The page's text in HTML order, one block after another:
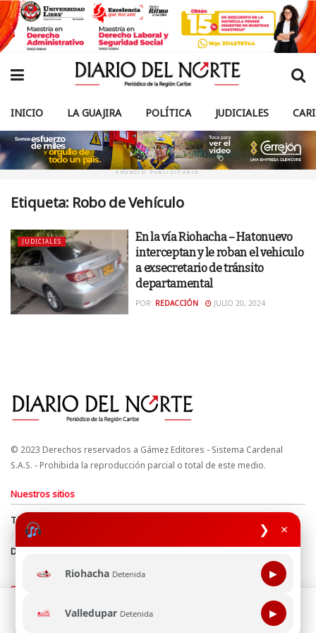
❯ ×
Riohacha Detenida ▶
Valledupar Detenida ▶
INICIO LA GUAJIRA POLÍTICA JUDICIALES
ANUNCIO PUBLICITARIO
Etiqueta: Robo de Vehículo
JUDICIALES
En la vía Riohacha – Hatonuevo
interceptan y le roban el vehiculo
a exsecretario de tránsito
departamental
POR: REDACCIÓN JULIO 20, 2024
© 2023 Derechos reservados a Gámez Editores - Sistema Cardenal
S.A.S. - Prohibida la reproducción parcial o total de este medio.
Nuestros sitios
Términos y Condiciones
Derechos de Autor y Propiedad Intelectual
Política de uso de cookies
Política de Tratamiento de Datos
Directrices Editoriales
Síguenos
Esta página web usa cookie para mejorar tu experiencia de
navegación, al continuar aceptas nuestra política de uso de